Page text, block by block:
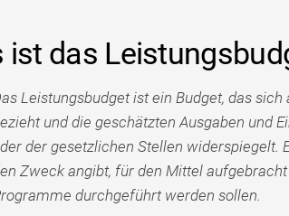
ist das
Leistungsbudget ist ein Budget, das
und die geschätzten Ausgaben und
der gesetzlichen Stellen widerspiegelt.
Zweck angibt, für den Mittel
durchgeführt werden sollen.